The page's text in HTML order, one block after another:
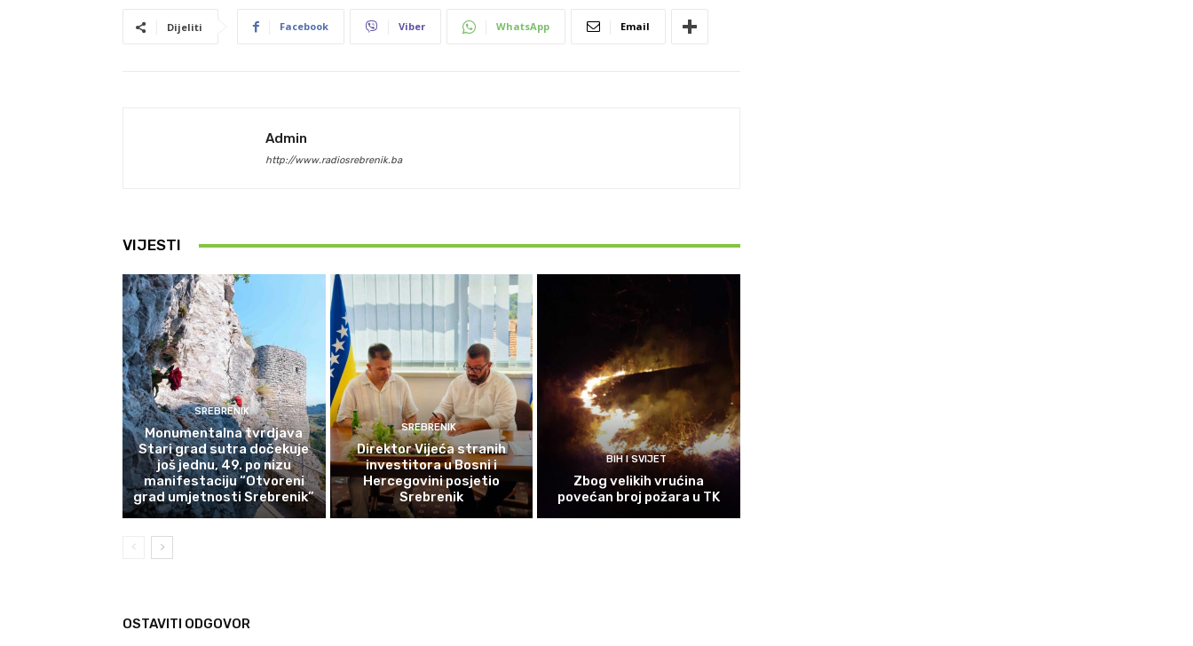
Dijeliti Facebook Viber WhatsApp Email
Admin
http://www.radiosrebrenik.ba
VIJESTI
SREBRENIK
Monumentalna tvrdjava
Stari grad sutra dočekuje
još jednu, 49. po nizu
manifestaciju “Otvoreni
grad umjetnosti Srebrenik”
SREBRENIK
Direktor Vijeća stranih
investitora u Bosni i
Hercegovini posjetio
Srebrenik
BIH I SVIJET
Zbog velikih vrućina
povećan broj požara u TK
OSTAVITI ODGOVOR